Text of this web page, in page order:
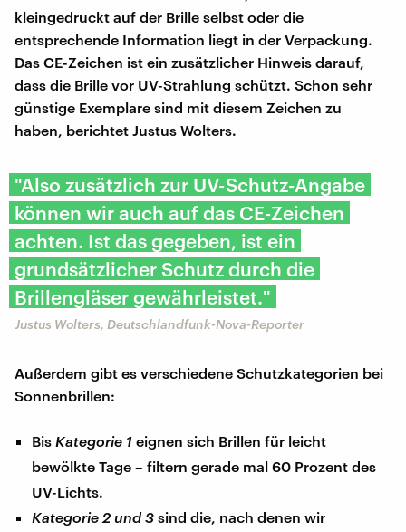
kleingedruckt auf der Brille selbst oder die
entsprechende Information liegt in der Verpackung.
Das CE-Zeichen ist ein zusätzlicher Hinweis darauf,
dass die Brille vor UV-Strahlung schützt. Schon sehr
günstige Exemplare sind mit diesem Zeichen zu
haben, berichtet Justus Wolters.
"Also zusätzlich zur UV-Schutz-Angabe
können wir auch auf das CE-Zeichen
achten. Ist das gegeben, ist ein
grundsätzlicher Schutz durch die
Brillengläser gewährleistet."
Justus Wolters, Deutschlandfunk-Nova-Reporter
Außerdem gibt es verschiedene Schutzkategorien bei
Sonnenbrillen:
Bis Kategorie 1 eignen sich Brillen für leicht
bewölkte Tage – filtern gerade mal 60 Prozent des
UV-Lichts.
Kategorie 2 und 3sind die, nach denen wir